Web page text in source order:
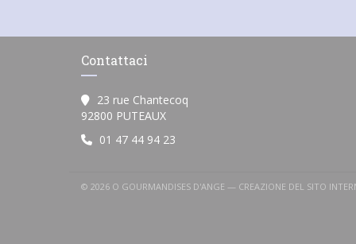
Contattaci
23 rue Chantecoq
92800 PUTEAUX((apre una nuova finestra))
01 47 44 94 23
© 2026 O GOURMANDISES D'ANGE — CREAZIONE DEL SITO